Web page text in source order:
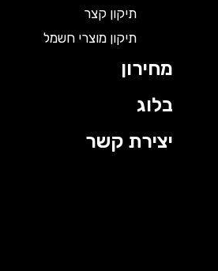
תיקון קצר
תיקון מוצרי חשמל
מחירון
בלוג
יצירת קשר